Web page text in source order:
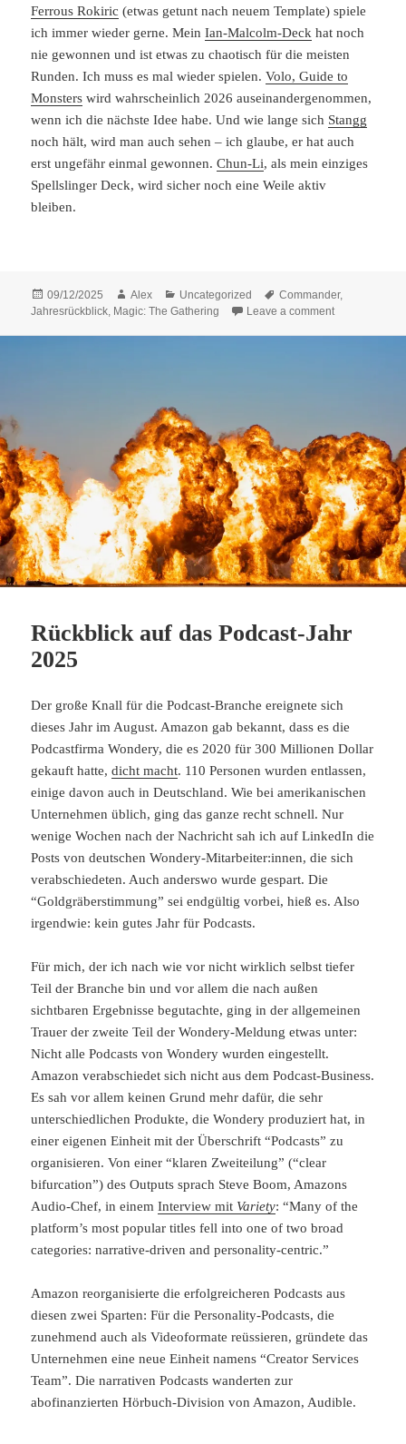
Ferrous Rokiric (etwas getunt nach neuem Template) spiele
ich immer wieder gerne. MeinIan-Malcolm-Deck hat noch
nie gewonnen und ist etwas zu chaotisch für die meisten
Runden. Ich muss es mal wieder spielen.Volo, Guide to
Monsters wird wahrscheinlich 2026 auseinandergenommen,
wenn ich die nächste Idee habe. Und wie lange sich Stangg
noch hält, wird man auch sehen – ich glaube, er hat auch
erst ungefähr einmal gewonnen.Chun-Li, als mein einziges
Spellslinger Deck, wird sicher noch eine Weile aktiv
bleiben.
Posted
on
09/12/2025 Author
Alex Categories
Uncategorized Tags
Commander,
Jahresrückblick, Magic: The Gathering Leave a commenton
Rückblick auf das Podcast-Jahr
2025
Der große Knall für die Podcast-Branche ereignete sich
dieses Jahr im August. Amazon gab bekannt, dass es die
Podcastfirma Wondery, die es 2020 für 300 Millionen Dollar
gekauft hatte,dicht macht. 110 Personen wurden entlassen,
einige davon auch in Deutschland. Wie bei amerikanischen
Unternehmen üblich, ging das ganze recht schnell. Nur
wenige Wochen nach der Nachricht sah ich auf LinkedIn die
Posts von deutschen Wondery-Mitarbeiter:innen, die sich
verabschiedeten. Auch anderswo wurde gespart. Die
“Goldgräberstimmung” sei endgültig vorbei, hieß es. Also
irgendwie: kein gutes Jahr für Podcasts.
Für mich, der ich nach wie vor nicht wirklich selbst tiefer
Teil der Branche bin und vor allem die nach außen
sichtbaren Ergebnisse begutachte, ging in der allgemeinen
Trauer der zweite Teil der Wondery-Meldung etwas unter:
Nicht alle Podcasts von Wondery wurden eingestellt.
Amazon verabschiedet sich nicht aus dem Podcast-Business.
Es sah vor allem keinen Grund mehr dafür, die sehr
unterschiedlichen Produkte, die Wondery produziert hat, in
einer eigenen Einheit mit der Überschrift “Podcasts” zu
organisieren. Von einer “klaren Zweiteilung” (“clear
bifurcation”) des Outputs sprach Steve Boom, Amazons
Audio-Chef, in einemInterview mit Variety: “Many of the
platform’s most popular titles fell into one of two broad
categories: narrative-driven and personality-centric.”
Amazon reorganisierte die erfolgreicheren Podcasts aus
diesen zwei Sparten: Für die Personality-Podcasts, die
zunehmend auch als Videoformate reüssieren, gründete das
Unternehmen eine neue Einheit namens “Creator Services
Team”. Die narrativen Podcasts wanderten zur
abofinanzierten Hörbuch-Division von Amazon, Audible.